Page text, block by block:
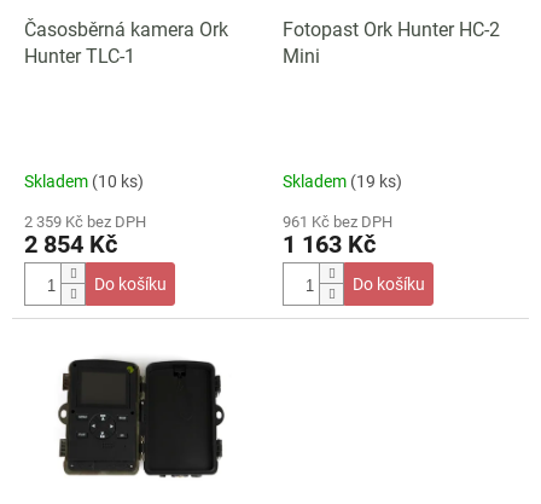
Časosběrná kamera Ork
Hunter TLC-1
Skladem (10 ks)
2 359 Kč bez DPH
2 854 Kč
Do košíku
Fotopast Ork Hunter HC-2
Mini
Skladem (19 ks)
961 Kč bez DPH
1 163 Kč
Do košíku